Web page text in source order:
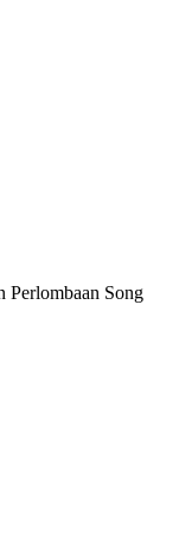
Perlombaan Song